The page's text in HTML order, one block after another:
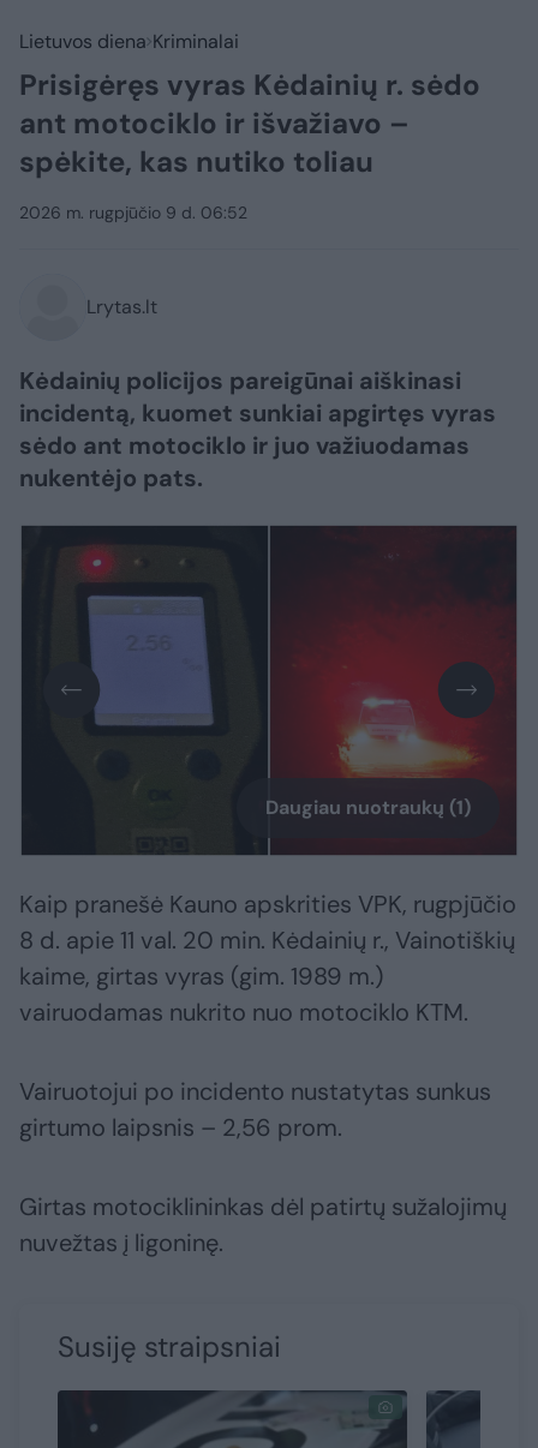
Lietuvos diena Kriminalai
Prisigėręs vyras Kėdainių r. sėdo
ant motociklo ir išvažiavo –
spėkite, kas nutiko toliau
2026 m. rugpjūčio 9 d. 06:52
Lrytas.lt
Kėdainių policijos pareigūnai aiškinasi
incidentą, kuomet sunkiai apgirtęs vyras
sėdo ant motociklo ir juo važiuodamas
nukentėjo pats.
Daugiau nuotraukų (1)
Kaip pranešė Kauno apskrities VPK, rugpjūčio
8 d. apie 11 val. 20 min. Kėdainių r., Vainotiškių
kaime, girtas vyras (gim. 1989 m.)
vairuodamas nukrito nuo motociklo KTM.
Vairuotojui po incidento nustatytas sunkus
girtumo laipsnis – 2,56 prom.
Girtas motociklininkas dėl patirtų sužalojimų
nuvežtas į ligoninę.
Susiję straipsniai